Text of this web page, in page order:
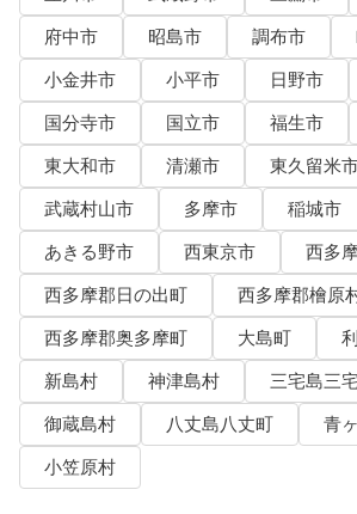
府中市
昭島市 調布市
小金井市
小平市 日野市
国分寺市
国立市 福生市
東大和市
清瀬市
東久留米
武蔵村山市
多摩市 稲城市
あきる野市
西東京市
西多
西多摩郡日の出町
西多摩郡檜原
西多摩郡奥多摩町
大島町
新島村
神津島村
三宅島三
御蔵島村
八丈島八丈町
青
小笠原村